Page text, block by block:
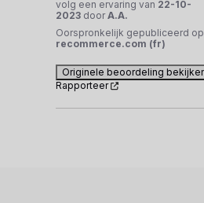
volg een ervaring van 22-10-
2023 doorA.A.
Oorspronkelijk gepubliceerd op
recommerce.com (fr)
Originele beoordeling
Rapporteer